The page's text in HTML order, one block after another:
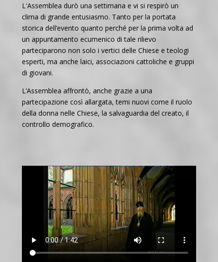
L'Assemblea durò una settimana e vi si respirò un
clima di grande entusiasmo. Tanto per la portata
storica dell’evento quanto perché per la prima volta ad
un appuntamento ecumenico di tale rilievo
parteciparono non solo i vertici delle Chiese e teologi
esperti, ma anche laici, associazioni cattoliche e gruppi
di giovani.
L’Assemblea affrontò, anche grazie a una
partecipazione così allargata, temi nuovi come il ruolo
della donna nelle Chiese, la salvaguardia del creato, il
controllo demografico.